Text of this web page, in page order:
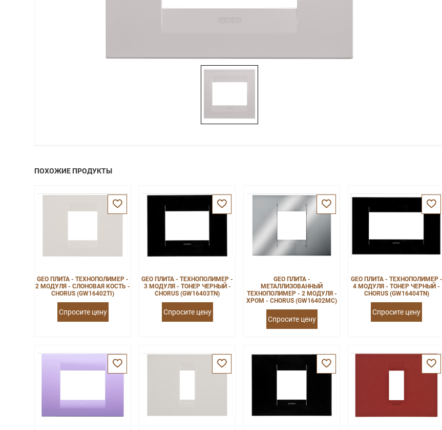
ПОХОЖИЕ ПРОДУКТЫ
GEO ПЛИТА - ТЕХНОПОЛИМЕР -
2 МОДУЛЯ - СЛОНОВАЯ КОСТЬ -
CHORUS (GW16402TI)
Спросите цену
GEO ПЛИТА - ТЕХНОПОЛИМЕР -
3 МОДУЛЯ - ТОНЕР ЧЕРНЫЙ -
CHORUS (GW16403TN)
Спросите цену
GEO ПЛИТА -
МЕТАЛЛИЗОВАННЫЙ
ТЕХНОПОЛИМЕР - 2 МОДУЛЯ -
ХРОМ - CHORUS (GW16402MC)
Спросите цену
GEO ПЛИТА - ТЕХНОПОЛИМЕР -
4 МОДУЛЯ - ТОНЕР ЧЕРНЫЙ -
CHORUS (GW16404TN)
Спросите цену